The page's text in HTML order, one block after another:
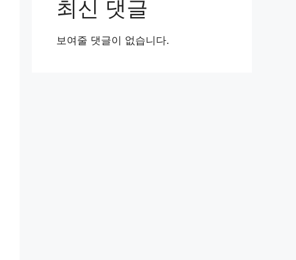
최신 댓글
보여줄 댓글이 없습니다.